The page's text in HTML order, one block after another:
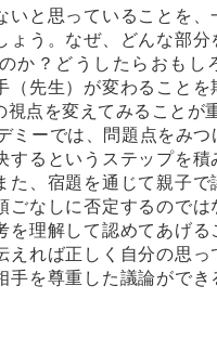
いと思っていることを、
ょう。なぜ、どんな部分
か？どうしたらおもし
（先生）が変わることを
点を変えてみることが
ミーでは、問題点をみ
るというステップを積
た、宿題を通じて親子で
ごなしに否定するのでは
を理解して認めてあげる
えれば正しく自分の思っ
手を尊重した議論ができ